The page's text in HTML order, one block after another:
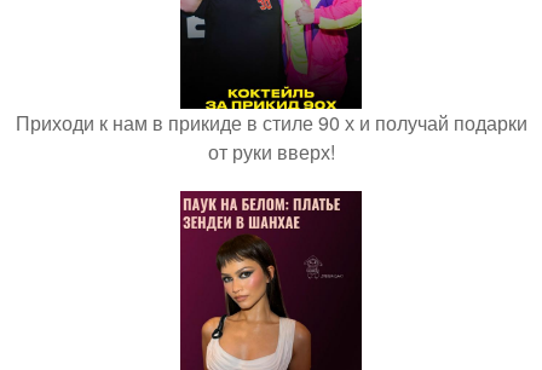
Приходи к нам в прикиде в стиле 90 х и получай подарки
от руки вверх!